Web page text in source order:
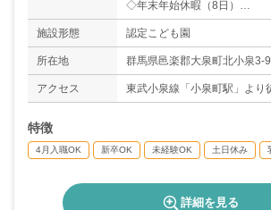
◇年末年始休暇（8日）
◇夏季休暇
◇有給休暇（6ヶ月経過後、法
施設形態 認定こども園
所在地 群馬県邑楽郡大泉町北小泉3-
アクセス 東武小泉線「小泉町駅」より
特徴
4月入職OK 新卒OK 未経験OK 土日休み
詳細を見る